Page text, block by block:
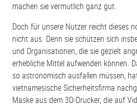
machen sie vermutlich ganz gut.
Doch für unsere Nutzer reicht dieses
nicht aus. Denn sie schützen sich
und Organisationen, die sie gezielt
erhebliche Mittel aufwenden können.
so astronomisch ausfallen müssen,
vietnamesische Sicherheitsfirma
Maske aus dem 3D-Drucker, die auf